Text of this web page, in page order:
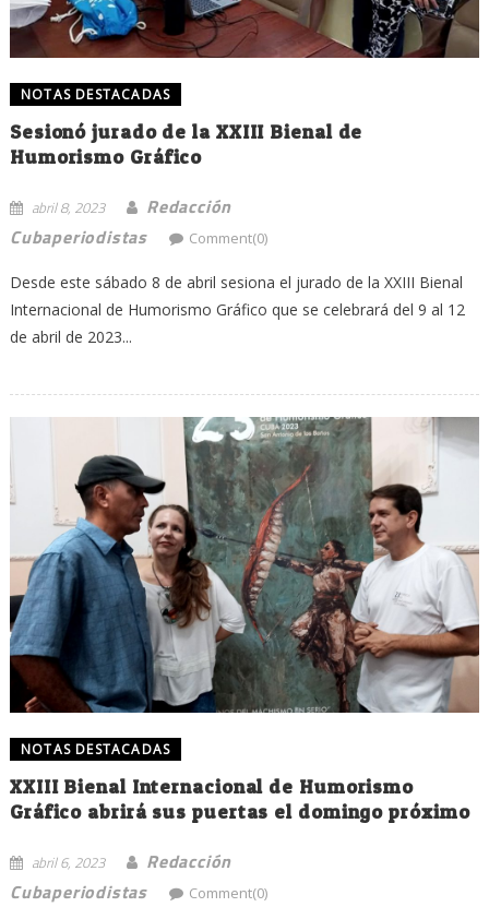
NOTAS DESTACADAS
Sesionó jurado de la XXIII Bienal de
Humorismo Gráfico
abril 8, 2023
Redacción
Cubaperiodistas
Comment(0)
Desde este sábado 8 de abril sesiona el jurado de la XXIII Bienal
Internacional de Humorismo Gráfico que se celebrará del 9 al 12
de abril de 2023...
NOTAS DESTACADAS
XXIII Bienal Internacional de Humorismo
Gráfico abrirá sus puertas el domingo próximo
abril 6, 2023
Redacción
Cubaperiodistas
Comment(0)